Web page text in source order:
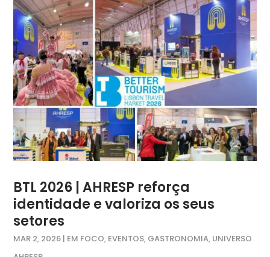
BTL 2026 | AHRESP reforça
identidade e valoriza os seus
setores
MAR 2, 2026 | EM FOCO, EVENTOS, GASTRONOMIA, UNIVERSO